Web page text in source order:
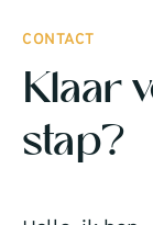
CONTACT
Klaar
stap?